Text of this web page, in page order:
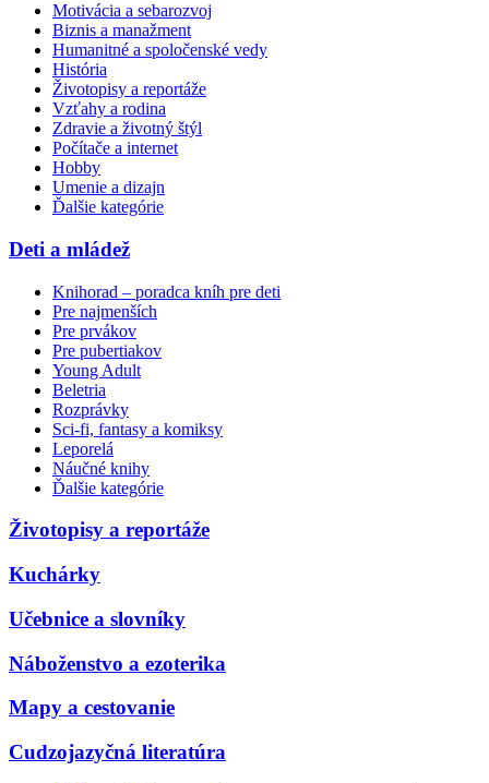
Motivácia a sebarozvoj
Biznis a manažment
Humanitné a spoločenské vedy
História
Životopisy a reportáže
Vzťahy a rodina
Zdravie a životný štýl
Počítače a internet
Hobby
Umenie a dizajn
Ďalšie kategórie
Deti a mládež
Knihorad – poradca kníh pre deti
Pre najmenších
Pre prvákov
Pre pubertiakov
Young Adult
Beletria
Rozprávky
Sci-fi, fantasy a komiksy
Leporelá
Náučné knihy
Ďalšie kategórie
Životopisy a reportáže
Kuchárky
Učebnice a slovníky
Náboženstvo a ezoterika
Mapy a cestovanie
Cudzojazyčná literatúra